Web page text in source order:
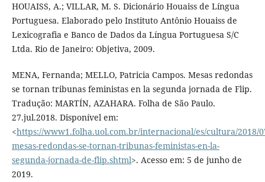
HOUAISS, A.; VILLAR, M. S. Dicionário Houaiss de Língua
Portuguesa. Elaborado pelo Instituto Antônio Houaiss de
Lexicografia e Banco de Dados da Língua Portuguesa S/C
Ltda. Rio de Janeiro: Objetiva, 2009.
MENA, Fernanda; MELLO, Patricia Campos. Mesas redondas
se tornan tribunas feministas en la segunda jornada de Flip.
Tradução: MARTÍN, AZAHARA. Folha de São Paulo.
27.jul.2018. Disponível em:
<https://www1.folha.uol.com.br/internacional/es/cultura/2018/
mesas-redondas-se-tornan-tribunas-feministas-en-la-
segunda-jornada-de-flip.shtml>. Acesso em: 5 de junho de
2019.